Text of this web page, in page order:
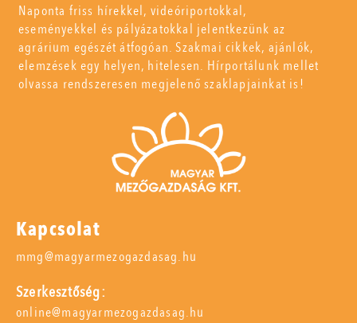
Naponta friss hírekkel, videóriportokkal,
eseményekkel és pályázatokkal jelentkezünk az
agrárium egészét átfogóan. Szakmai cikkek, ajánlók,
elemzések egy helyen, hitelesen. Hírportálunk mellet
olvassa rendszeresen megjelenő szaklapjainkat is!
Kapcsolat
mmg@magyarmezogazdasag.hu
Szerkesztőség:
online@magyarmezogazdasag.hu